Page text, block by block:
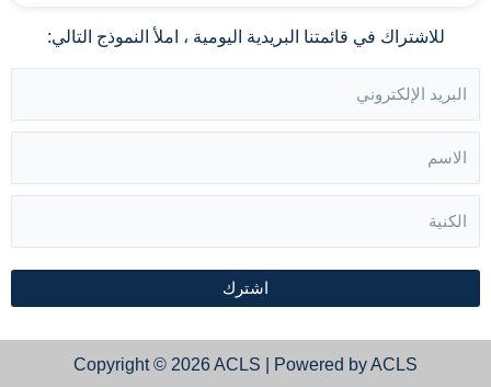
للاشتراك في قائمتنا البريدية اليومية ، املأ النموذج التالي:
اشترك
Copyright © 2026 ACLS | Powered by ACLS